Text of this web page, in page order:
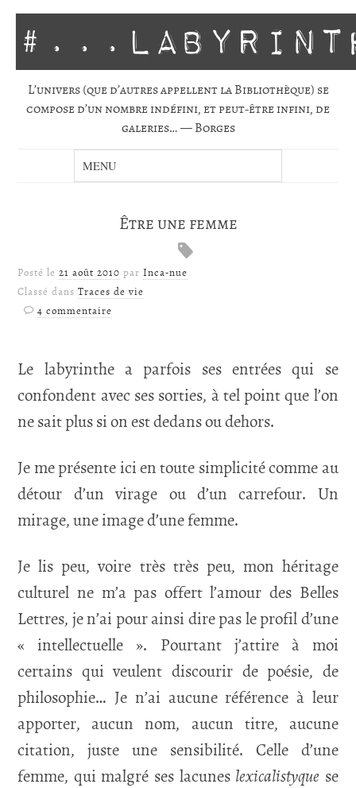
L’univers (que d’autres appellent la Biblio­thèque) se
com­pose d’un nombre indé­fini, et peut-être infini, de
gale­ries… — Borges
Être une femme
Posté le21 août 2010 parInca-nue
Classé dansTraces de vie
4 commentaire
Le labyrinthe a parfois ses entrées qui se
confondent avec ses sorties, à tel point que l’on
ne sait plus si on est dedans ou dehors.
Je me présente ici en toute simplicité comme au
détour d’un virage ou d’un carrefour. Un
mirage, une image d’une femme.
Je lis peu, voire très très peu, mon héritage
culturel ne m’a pas offert l’amour des Belles
Lettres, je n’ai pour ainsi dire pas le profil d’une
« intellectuelle ». Pourtant j’attire à moi
certains qui veulent discourir de poésie, de
philosophie… Je n’ai aucune référence à leur
apporter, aucun nom, aucun titre, aucune
citation, juste une sensibilité. Celle d’une
femme, qui malgré ses lacunes lexicalistyque se